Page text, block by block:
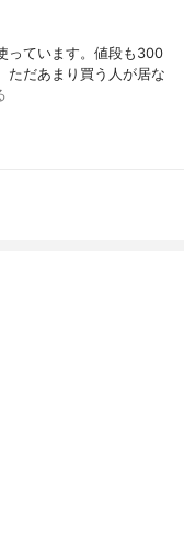
っています。値段も300
ただあまり買う人が居な